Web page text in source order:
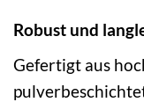
Robust und
Gefertigt aus